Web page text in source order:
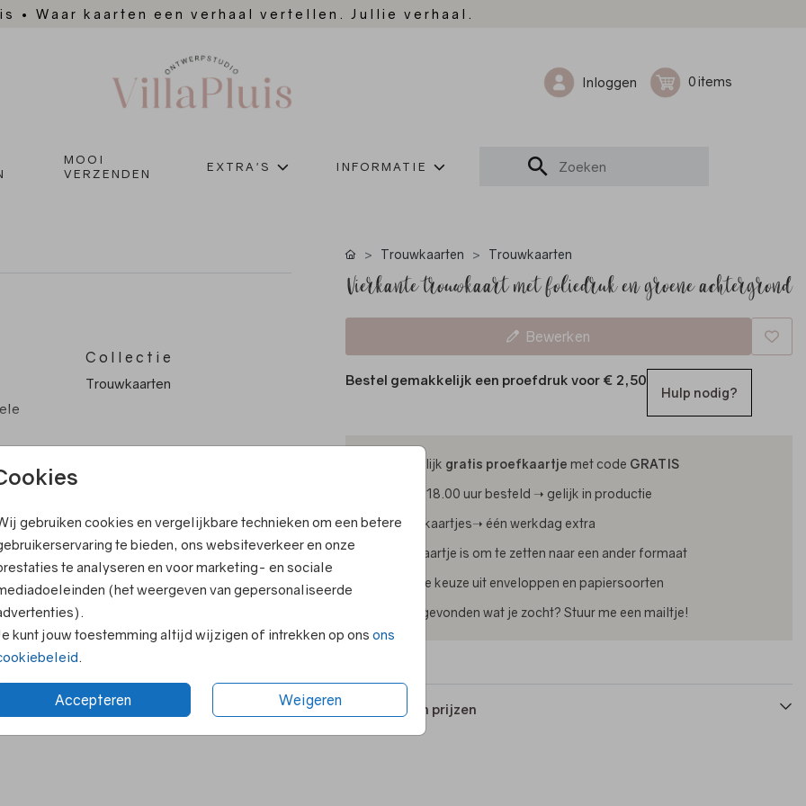
• Waar kaarten een verhaal vertellen. Jullie verhaal.
Inloggen 0
MOOI
VERZENDEN
EXTRA'S INFORMATIE
gebruiken cookies en vergelijkbare technieken om een betere
te bieden, ons websiteverkeer en onze
te analyseren en voor marketing- en sociale
(het weergeven van gepersonaliseerde
kunt jouw toestemming altijd wijzigen of intrekken op ons ons
Accepteren Weigeren
te
en
Collectie
Trouwkaarten
leuk
Trouwkaarten Trouwkaarten
Vierkante trouwkaart met foliedruk en groene achtergrond
Bewerken
Bestel gemakkelijk een proefdruk voor € 2,50
Hulp nodig?
Tijdelijk gratis proefkaartje met code GRATIS
Voor 18.00 uur besteld ➝ gelijk in productie
Foliekaartjes➝ één werkdag extra
Elk kaartje is om te zetten naar een ander formaat
Ruime keuze uit enveloppen en papiersoorten
Niet gevonden wat je zocht? Stuur me een mailtje!
Formaten en prijzen